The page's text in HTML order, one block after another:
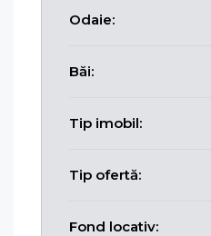
Odaie:
Băi:
Tip imobil:
Tip ofertă:
Fond locativ: